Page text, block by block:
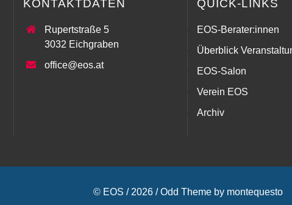
KONTAKTDATEN
Rupertstraße 5
3032 Eichgraben
office@eos.at
QUICK-LINKS
EOS-Berater:innen
Überblick
EOS-Salon
Verein EOS
Archiv
© EOS / 2026 /Odd Themeby montequesto